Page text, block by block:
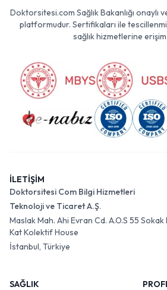
Doktorsitesi.com Sağlık Bakanlığı onaylı
platformudur. Sertifikaları ile
sağlık hizmetlerine
İLETİŞİM
Doktorsitesi Com Bilgi Hizmetleri
Teknoloji ve Ticaret A.Ş.
Maslak Mah. Ahi Evran Cd. A.O.S 55
Kat Kolektif House
İstanbul, Türkiye
SAĞLIK